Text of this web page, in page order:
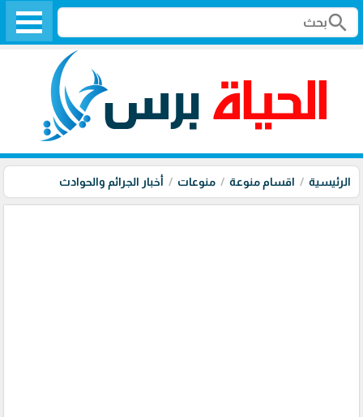
search
الرئيسية اقسام منوعة منوعات أخبار الجرائم والحوادث